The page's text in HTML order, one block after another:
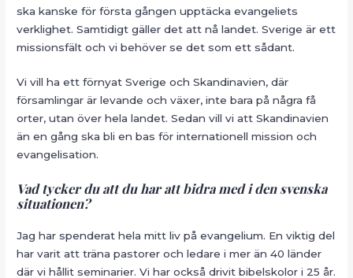
ska kanske för första gången upptäcka evangeliets
verklighet. Samtidigt gäller det att nå landet. Sverige är ett
missionsfält och vi behöver se det som ett sådant.
Vi vill ha ett förnyat Sverige och Skandinavien, där
församlingar är levande och växer, inte bara på några få
orter, utan över hela landet. Sedan vill vi att Skandinavien
än en gång ska bli en bas för internationell mission och
evangelisation.
Vad tycker du att du har att bidra med i den svenska
situationen?
Jag har spenderat hela mitt liv på evangelium. En viktig del
har varit att träna pastorer och ledare i mer än 40 länder
där vi hållit seminarier. Vi har också drivit bibelskolor i 25 år.